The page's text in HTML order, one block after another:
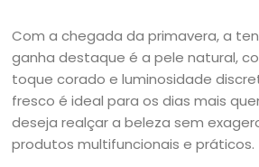
Com a chegada da primavera, a
ganha destaque é a pele natural,
toque corado e luminosidade
fresco é ideal para os dias mais
deseja realçar a beleza sem
produtos multifuncionais e práticos.